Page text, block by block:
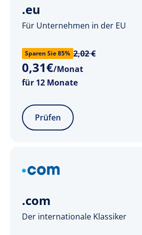
.eu
Für Unternehmen in der EU
Sparen Sie 85% 2,02 €
0,31€/Monat
für 12 Monate
Prüfen
.com
Der internationale Klassiker